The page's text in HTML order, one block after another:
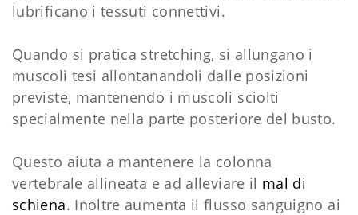
lubrificano i tessuti connettivi.
Quando si pratica stretching, si allungano i
muscoli tesi allontanandoli dalle posizioni
previste, mantenendo i muscoli sciolti
specialmente nella parte posteriore del busto.
Questo aiuta a mantenere la colonna
vertebrale allineata e ad alleviare il mal di
schiena. Inoltre aumenta il flusso sanguigno ai